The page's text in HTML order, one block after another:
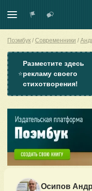
Поэмбук Современники
⭐
Разместите здесь
рекламу своего
стихотворения!
Осипов